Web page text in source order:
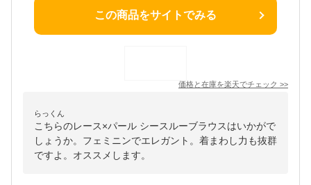
この商品をサイトでみる
価格と在庫を楽天でチェック >>
らっくん
こちらのレース×パール シースルーブラウスはいかがで
しょうか。フェミニンでエレガント。着まわし力も抜群
ですよ。オススメします。